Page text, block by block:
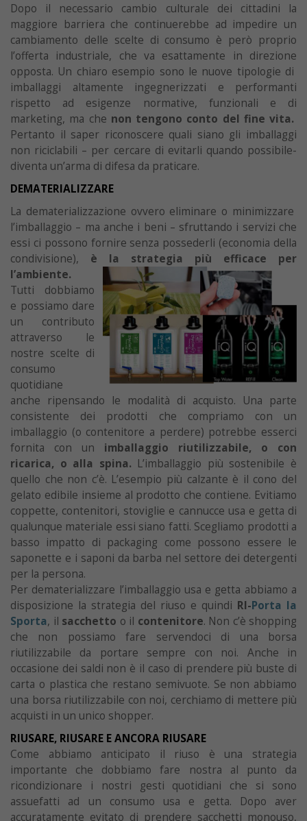
Dopo il necessario cambio culturale dei cittadini la
maggiore barriera che continuerebbe ad impedire un
cambiamento delle scelte di consumo è però proprio
l’offerta industriale, che va esattamente in direzione
opposta. Un chiaro esempio sono le nuove tipologie di
imballaggi altamente ingegnerizzati e performanti
rispetto ad esigenze normative, funzionali e di
marketing, ma che non tengono conto del fine vita.
Pertanto il saper riconoscere quali siano gli imballaggi
non riciclabili – per cercare di evitarli quando possibile-
diventa un’arma di difesa da praticare.
DEMATERIALIZZARE
La dematerializzazione ovvero eliminare o minimizzare
l’imballaggio – ma anche i beni – sfruttando i servizi che
essi ci possono fornire senza possederli (economia della
condivisione), è la strategia più efficace per
l’ambiente.
Tutti dobbiamo
e possiamo dare
un contributo
attraverso le
nostre scelte di
consumo
quotidiane
anche ripensando le modalità di acquisto. Una parte
consistente dei prodotti che compriamo con un
imballaggio (o contenitore a perdere) potrebbe esserci
fornita con un imballaggio riutilizzabile, o con
ricarica, o alla spina. L’imballaggio più sostenibile è
quello che non c’è. L’esempio più calzante è il cono del
gelato edibile insieme al prodotto che contiene. Evitiamo
coppette, contenitori, stoviglie e cannucce usa e getta di
qualunque materiale essi siano fatti. Scegliamo prodotti a
basso impatto di packaging come possono essere le
saponette e i saponi da barba nel settore dei detergenti
per la persona.
Per dematerializzare l’imballaggio usa e getta abbiamo a
disposizione la strategia del riuso e quindi RI-Porta la
Sporta, il sacchetto o il contenitore. Non c’è shopping
che non possiamo fare servendoci di una borsa
riutilizzabile da portare sempre con noi. Anche in
occasione dei saldi non è il caso di prendere più buste di
carta o plastica che restano semivuote. Se non abbiamo
una borsa riutilizzabile con noi, cerchiamo di mettere più
acquisti in un unico shopper.
RIUSARE, RIUSARE E ANCORA RIUSARE
Come abbiamo anticipato il riuso è una strategia
importante che dobbiamo fare nostra al punto da
ricondizionare i nostri gesti quotidiani che si sono
assuefatti ad un consumo usa e getta. Dopo aver
accuratamente evitato di prendere sacchetti monouso,